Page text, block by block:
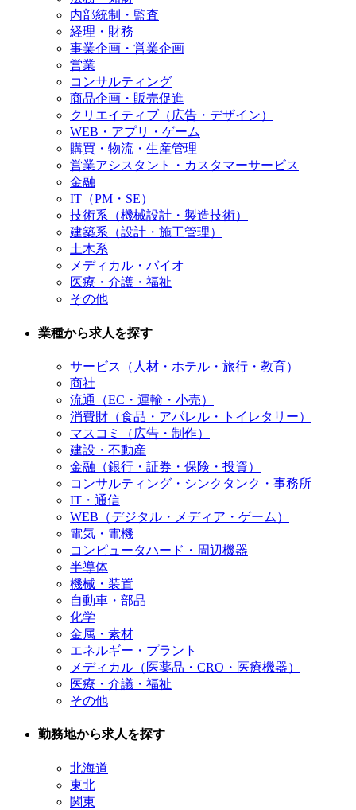
内部統制・監査
経理・財務
事業企画・営業企画
営業
コンサルティング
商品企画・販売促進
クリエイティブ（広告・デザイン）
WEB・アプリ・ゲーム
購買・物流・生産管理
営業アシスタント・カスタマーサービス
金融
IT（PM・SE）
技術系（機械設計・製造技術）
建築系（設計・施工管理）
土木系
メディカル・バイオ
医療・介護・福祉
その他
業種から求人を探す
サービス（人材・ホテル・旅行・教育）
商社
流通（EC・運輸・小売）
消費財（食品・アパレル・トイレタリー）
マスコミ（広告・制作）
建設・不動産
金融（銀行・証券・保険・投資）
コンサルティング・シンクタンク・事務所
IT・通信
WEB（デジタル・メディア・ゲーム）
電気・電機
コンピュータハード・周辺機器
半導体
機械・装置
自動車・部品
化学
金属・素材
エネルギー・プラント
メディカル（医薬品・CRO・医療機器）
医療・介議・福祉
その他
勤務地から求人を探す
北海道
東北
関東